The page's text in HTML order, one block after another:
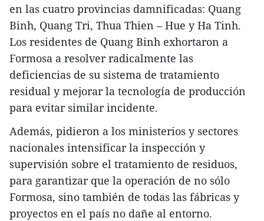
en las cuatro provincias damnificadas: Quang
Binh, Quang Tri, Thua Thien – Hue y Ha Tinh.
Los residentes de Quang Binh exhortaron a
Formosa a resolver radicalmente las
deficiencias de su sistema de tratamiento
residual y mejorar la tecnología de producción
para evitar similar incidente.
Además, pidieron a los ministerios y sectores
nacionales intensificar la inspección y
supervisión sobre el tratamiento de residuos,
para garantizar que la operación de no sólo
Formosa, sino también de todas las fábricas y
proyectos en el país no dañe al entorno.